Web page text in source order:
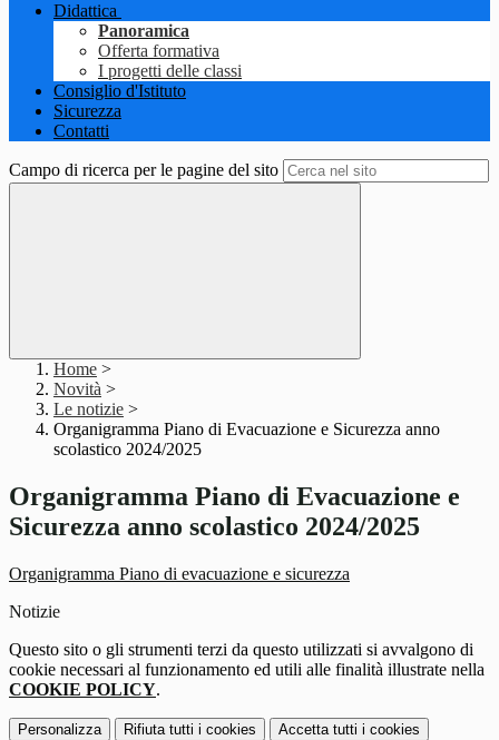
Didattica
Panoramica
Offerta formativa
I progetti delle classi
Consiglio d'Istituto
Sicurezza
Contatti
Campo di ricerca per le pagine del sito
Home >
Novità >
Le notizie >
Organigramma Piano di Evacuazione e Sicurezza anno
scolastico 2024/2025
Organigramma Piano di Evacuazione e
Sicurezza anno scolastico 2024/2025
Organigramma Piano di evacuazione e sicurezza
Notizie
Questo sito o gli strumenti terzi da questo utilizzati si avvalgono di
cookie necessari al funzionamento ed utili alle finalità illustrate nella
COOKIE POLICY.
Personalizza Rifiuta tutti i cookies Accetta tutti i cookies